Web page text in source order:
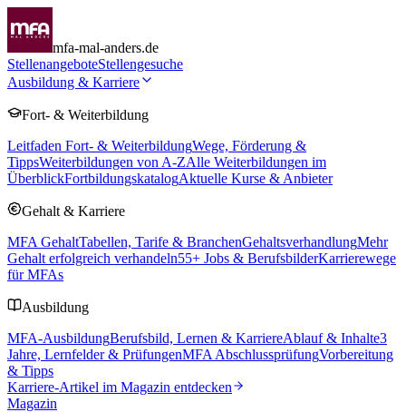
mfa-mal-anders.de
StellenangeboteStellengesuche
Ausbildung & Karriere
Fort- & Weiterbildung
Leitfaden Fort- & WeiterbildungWege, Förderung &
TippsWeiterbildungen von A-ZAlle Weiterbildungen im
ÜberblickFortbildungskatalogAktuelle Kurse & Anbieter
Gehalt & Karriere
MFA GehaltTabellen, Tarife & BranchenGehaltsverhandlungMehr
Gehalt erfolgreich verhandeln55+ Jobs & BerufsbilderKarrierewege
für MFAs
Ausbildung
MFA-AusbildungBerufsbild, Lernen & KarriereAblauf & Inhalte3
Jahre, Lernfelder & PrüfungenMFA AbschlussprüfungVorbereitung
& Tipps
Karriere-Artikel im Magazin entdecken
Magazin